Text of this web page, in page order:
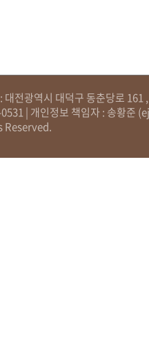
대전광역시 대덕구 동춘당로
| 개인정보 책임자 : 송황준 (
Reserved.